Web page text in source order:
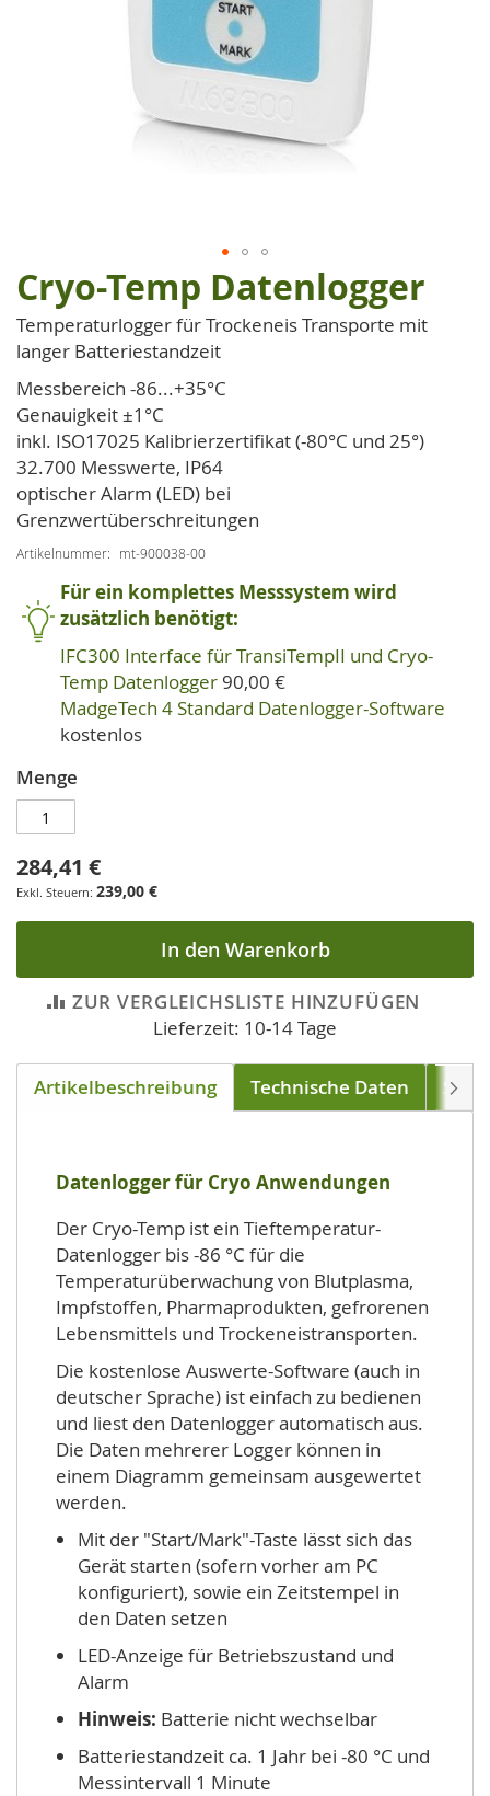
Zum
Anfang
der
Bildgalerie
springen
Cryo-Temp Datenlogger
Temperaturlogger für Trockeneis Transporte mit
langer Batteriestandzeit
Messbereich -86...+35°C
Genauigkeit ±1°C
inkl. ISO17025 Kalibrierzertifikat (-80°C und 25°)
32.700 Messwerte, IP64
optischer Alarm (LED) bei
Grenzwertüberschreitungen
Artikelnummer mt-900038-00
Für ein komplettes Messsystem wird
zusätzlich benötigt:
IFC300 Interface für TransiTempII und Cryo-
Temp Datenlogger 90,00 €
MadgeTech 4 Standard Datenlogger-Software
kostenlos
Menge
284,41 €
239,00 €
In den Warenkorb
ZUR VERGLEICHSLISTE HINZUFÜGEN
Lieferzeit: 10-14 Tage
Artikelbeschreibung Technische Daten
Datenlogger für Cryo Anwendungen
Der Cryo-Temp ist ein Tieftemperatur-
Datenlogger bis -86 °C für die
Temperaturüberwachung von Blutplasma,
Impfstoffen, Pharmaprodukten, gefrorenen
Lebensmittels und Trockeneistransporten.
Die kostenlose Auswerte-Software (auch in
deutscher Sprache) ist einfach zu bedienen
und liest den Datenlogger automatisch aus.
Die Daten mehrerer Logger können in
einem Diagramm gemeinsam ausgewertet
werden.
Mit der "Start/Mark"-Taste lässt sich das
Gerät starten (sofern vorher am PC
konfiguriert), sowie ein Zeitstempel in
den Daten setzen
LED-Anzeige für Betriebszustand und
Alarm
Hinweis: Batterie nicht wechselbar
Batteriestandzeit ca. 1 Jahr bei -80 °C und
Messintervall 1 Minute